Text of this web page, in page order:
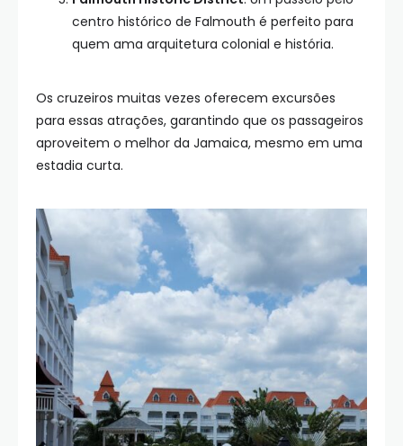
centro histórico de Falmouth é perfeito para
quem ama arquitetura colonial e história.
Os cruzeiros muitas vezes oferecem excursões
para essas atrações, garantindo que os passageiros
aproveitem o melhor da Jamaica, mesmo em uma
estadia curta.